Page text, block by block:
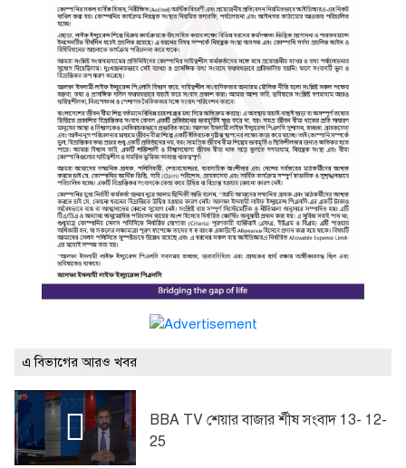
এ বিভাগের আরও খবর
BBA TV শেয়ার বাজার র্শীষ সংবাদ 13- 12-
25